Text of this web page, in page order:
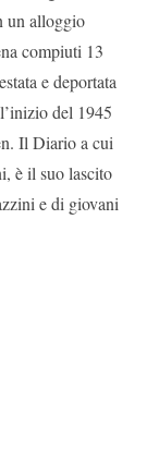
un alloggio
compiuti 13
e deportata
del 1945
Il Diario a cui
è il suo lascito
e di giovani